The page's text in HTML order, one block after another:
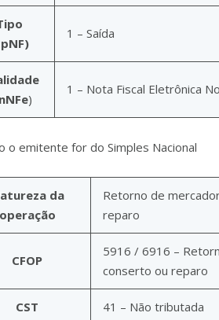
1 – Saída
)
1 – Nota Fiscal Eletrônica
o emitente for do Simples Nacional
da
operação
Retorno de
reparo
CFOP
5916 / 6916 –
conserto ou reparo
CST 41 – Não tributada